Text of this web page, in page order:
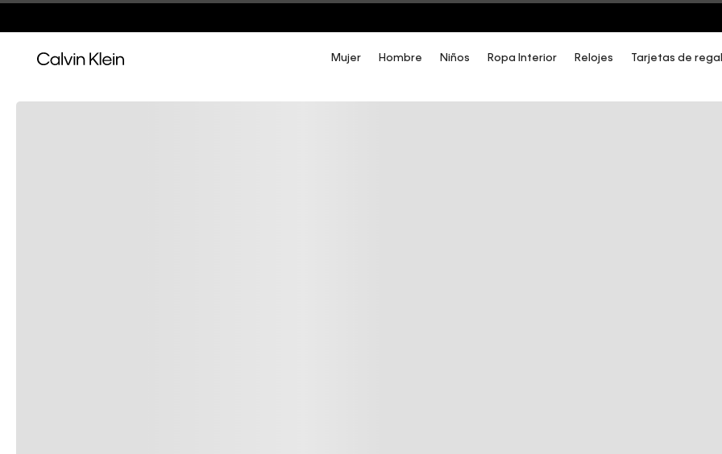
Mujer Hombre Niños Ropa Interior Relojes Tarjetas de